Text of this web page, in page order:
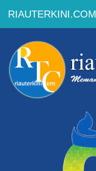
RIAUTERKINI.COM